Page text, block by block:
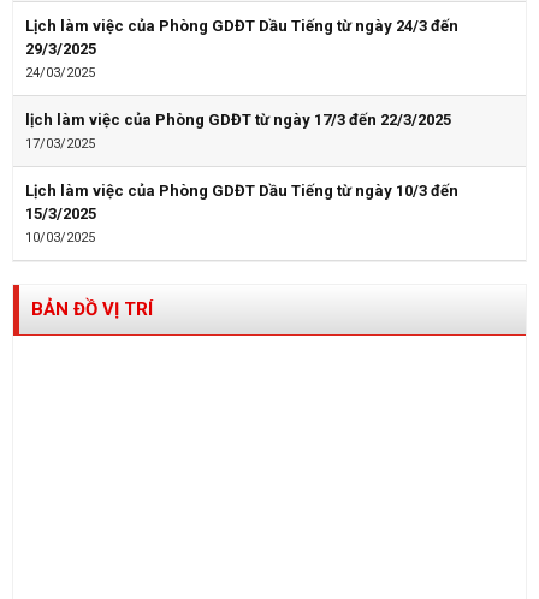
Lịch làm việc của Phòng GDĐT Dầu Tiếng từ ngày 24/3 đến
29/3/2025
24/03/2025
lịch làm việc của Phòng GDĐT từ ngày 17/3 đến 22/3/2025
17/03/2025
Lịch làm việc của Phòng GDĐT Dầu Tiếng từ ngày 10/3 đến
15/3/2025
10/03/2025
BẢN ĐỒ VỊ TRÍ